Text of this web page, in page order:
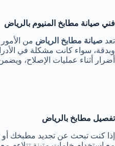
فني صيانة مطابخ المنيوم بالرياض
تعد صيانة مطابخ الرياض من
وبدقة، سواء كانت مشكلة في
أضرار أثناء عمليات الإصلاح،
تفصيل مطابخ بالرياض
إذا كنت تبحث عن تجديد مطبخك